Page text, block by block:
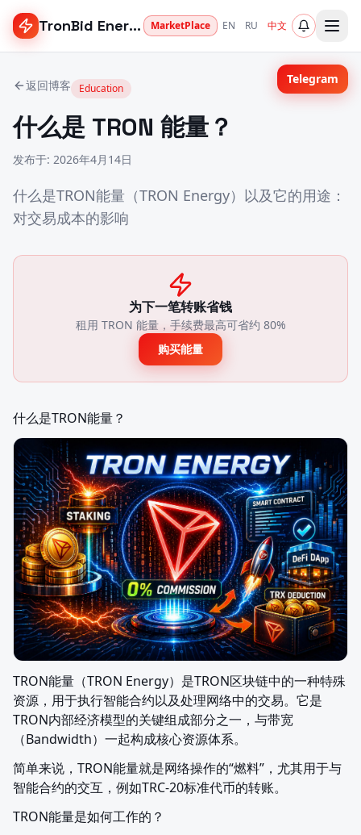
TronBid Energy MarketPlace EN RU 中文
返回博客 Education
什么是 TRON 能量？
发布于: 2026年4月14日
什么是TRON能量（TRON Energy）以及它的用途：
对交易成本的影响
为下一笔转账省钱
租用 TRON 能量，手续费最高可省约 80%
购买能量
什么是TRON能量？
TRON能量（TRON Energy）是TRON区块链中的一种特殊
资源，用于执行智能合约以及处理网络中的交易。它是
TRON内部经济模型的关键组成部分之一，与带宽
（Bandwidth）一起构成核心资源体系。
简单来说，TRON能量就是网络操作的“燃料”，尤其用于与
智能合约的交互，例如TRC-20标准代币的转账。
TRON能量是如何工作的？
Telegram